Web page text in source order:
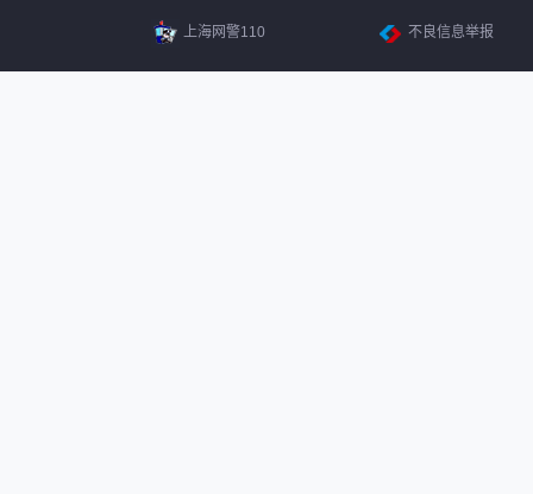
上海网警110 不良信息举报